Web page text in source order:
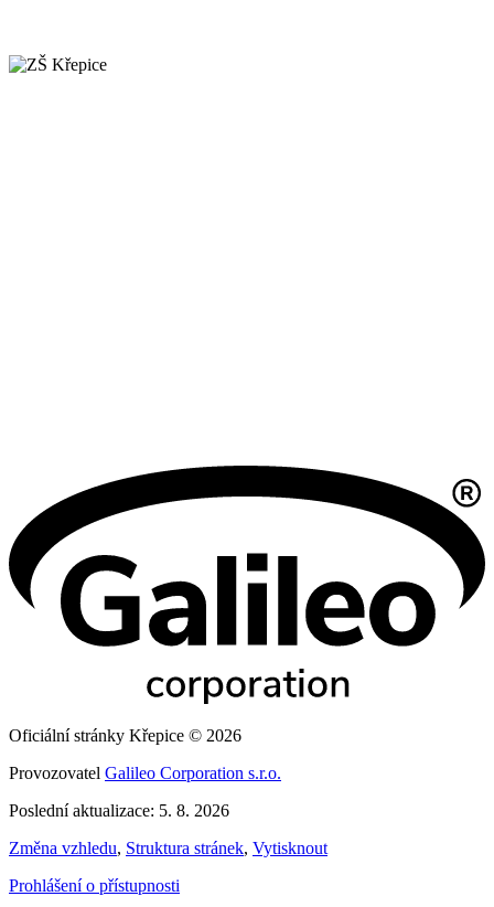
Oficiální stránky Křepice © 2026
Provozovatel Galileo Corporation s.r.o.
Poslední aktualizace: 5. 8. 2026
Změna vzhledu, Struktura stránek, Vytisknout
Prohlášení o přístupnosti